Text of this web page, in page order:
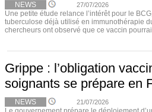
NEWS 27/07/2026
Une petite étude relance l’intérêt pour le
tuberculose déjà utilisé en immunothérapie
chercheurs ont observé que ce vaccin
Grippe : l’obligation
soignants se prépare en
NEWS 21/07/2026